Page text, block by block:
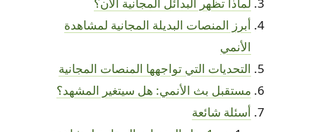
لماذا تظهر البدائل المجانية الآن؟
أبرز المنصات البديلة المجانية لمشاهدة
الأنمي
التحديات التي تواجهها المنصات المجانية
مستقبل بث الأنمي: هل سيتغير المشهد؟
أسئلة شائعة